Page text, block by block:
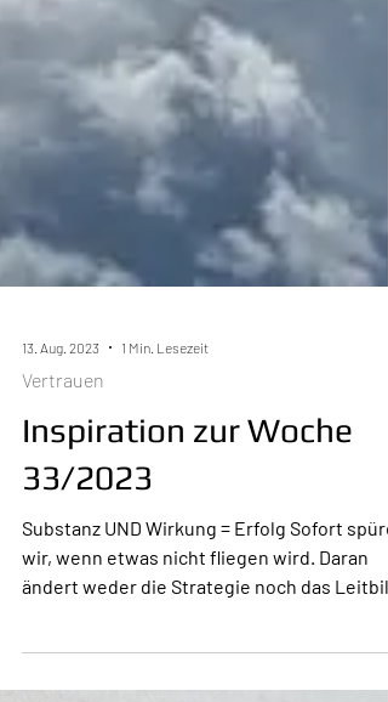
13. Aug. 2023 1 Min. Lesezeit
Vertrauen
Inspiration zur Woche
33/2023
Substanz UND Wirkung = Erfolg Sofort
ändert weder die Strategie noch das Leitbild
etwas,...